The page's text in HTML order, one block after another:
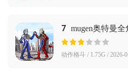
7 mugen奥特曼
厂) 奥特曼整合)
动作格斗 / 1.75G / 2026-